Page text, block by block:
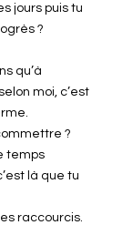
jours puis tu
?
qu’à
moi, c’est
?
temps
là que tu
raccourcis.